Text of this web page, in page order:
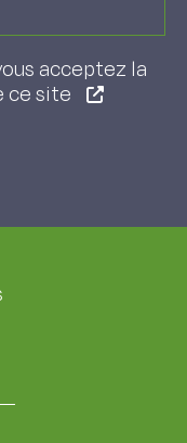
acceptez la
ce site